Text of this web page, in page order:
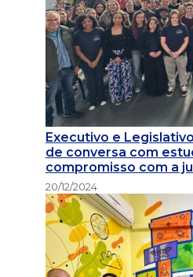
Executivo e
de conversa com
compromisso com a
20/12/2024